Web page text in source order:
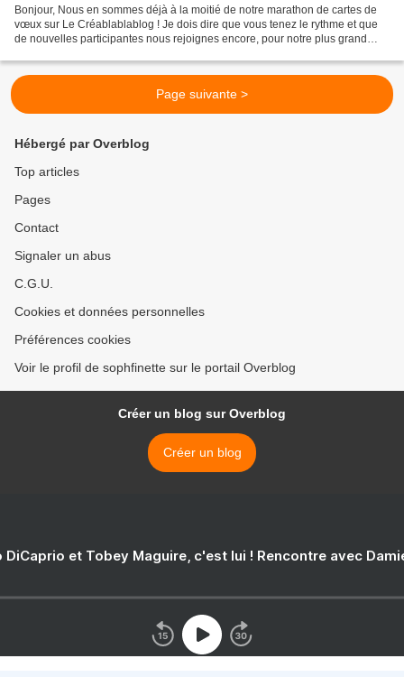
Bonjour, Nous en sommes déjà à la moitié de notre marathon de cartes de
vœux sur Le Créablablablog ! Je dois dire que vous tenez le rythme et que
de nouvelles participantes nous rejoignes encore, pour notre plus grand
Page suivante >
Hébergé par Overblog
Top articles
Pages
Contact
Signaler un abus
C.G.U.
Cookies et données personnelles
Préférences cookies
Voir le profil de sophfinette sur le portail Overblog
Créer un blog sur Overblog
Créer un blog
DiCaprio et Tobey Maguire, c'est lui ! Rencontre avec